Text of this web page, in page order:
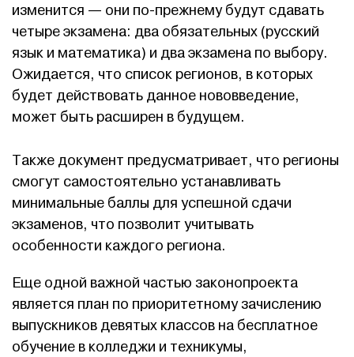
изменится — они по-прежнему будут сдавать
четыре экзамена: два обязательных (русский
язык и математика) и два экзамена по выбору.
Ожидается, что список регионов, в которых
будет действовать данное нововведение,
может быть расширен в будущем.
Также документ предусматривает, что регионы
смогут самостоятельно устанавливать
минимальные баллы для успешной сдачи
экзаменов, что позволит учитывать
особенности каждого региона.
Еще одной важной частью законопроекта
является план по приоритетному зачислению
выпускников девятых классов на бесплатное
обучение в колледжи и техникумы,